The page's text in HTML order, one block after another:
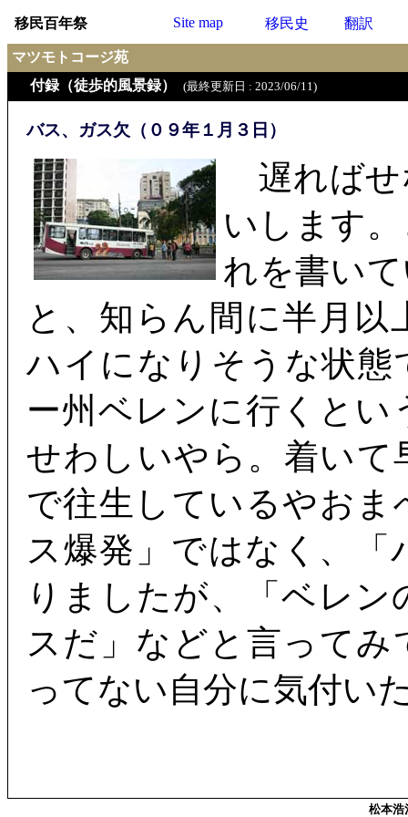
移民百年祭 Site map 移民史 翻訳
マツモトコージ苑
付録（徒歩的風景録）
(最終更新日 : 2023/06/11)
バス、ガス欠（０９年１月３日）
遅ればせ
いします
れを書い
と、知らん間に半月
ハイになりそうな状態
ー州ベレンに行くと
せわしいやら。着いて
で往生しているやお
ス爆発」ではなく、
りましたが、「ベレ
スだ」などと言って
ってない自分に気付い
松本